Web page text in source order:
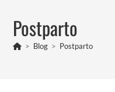
Postparto
> Blog > Postparto